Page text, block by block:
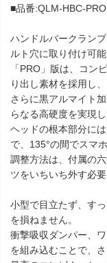
■品番:QLM-HBC-PRO
ハンドルバークラン
ルト穴に取り付け可能
「PRO」版は、コン
り出し素材を採用し、
さらに黒アルマイト
らなる高硬度を実現し
ヘッドの根本部分に
で、135°の間でスマ
調整方法は、付属の
ツをいちいち外す必要
小型で目立たず、す
を損ねません。
衝撃吸収ダンパー、
を組み込むことで、